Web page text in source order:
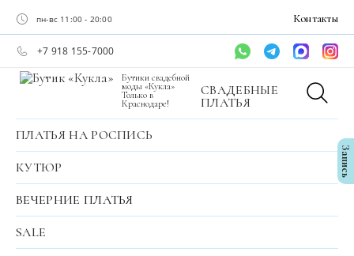
пн-вс 11:00 - 20:00 Контакты
+7 918 155-7000
Бутики свадебной
моды «Кукла»
Только в
Краснодаре!
СВАДЕБНЫЕ
ПЛАТЬЯ
ПЛАТЬЯ НА РОСПИСЬ
КУТЮР
ВЕЧЕРНИЕ ПЛАТЬЯ
SALE
Вечерние платья
/ Вечерние платья / выпускные платья / Вечернее платье Naity
Запись